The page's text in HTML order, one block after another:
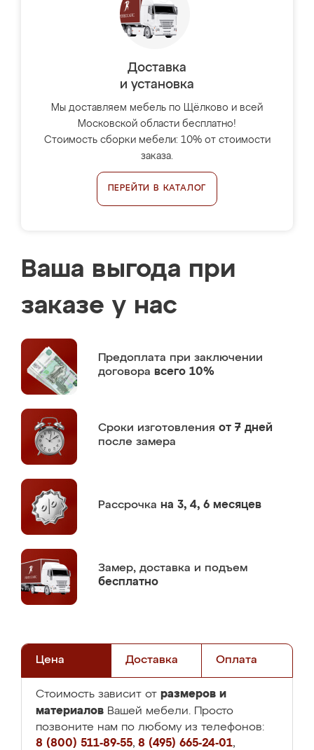
Доставка
и установка
Мы доставляем мебель по Щёлково и всей
Московской области бесплатно!
Стоимость сборки мебели: 10% от стоимости
заказа.
ПЕРЕЙТИ В КАТАЛОГ
Ваша выгода при
заказе у нас
Предоплата при заключении
договора всего 10%
Сроки изготовления от 7 дней
после замера
Рассрочка на 3, 4, 6 месяцев
Замер, доставка и подъем
бесплатно
Цена Доставка Оплата
Стоимость зависит от размеров и
материалов Вашей мебели. Просто
позвоните нам по любому из телефонов:
8 (800) 511-89-55, 8 (495) 665-24-01,